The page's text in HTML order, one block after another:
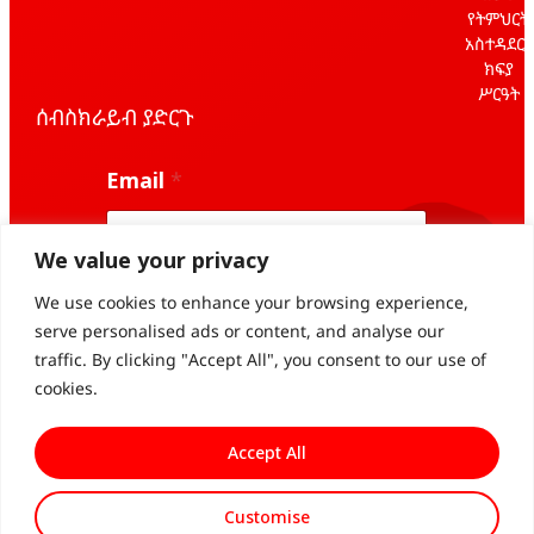
We value your privacy
We use cookies to enhance your browsing experience,
serve personalised ads or content, and analyse our
traffic. By clicking "Accept All", you consent to our use of
cookies.
Customise
Accept All
የትምህርት
አስተዳደርና
ክፍያ
ሥርዓት
ሰብስክራይብ ያድርጉ
E
m
a
i
l
*
Email *
Subscribe